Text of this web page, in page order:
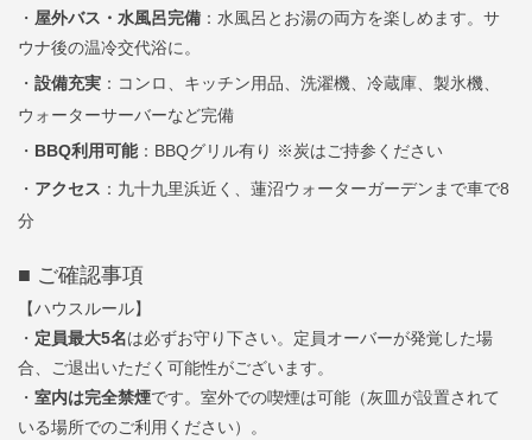
・ 屋外バス・水風呂完備 ： 水風呂とお湯の両方を楽しめます。サ
ウナ後の温冷交代浴に。
・ 設備充実 ： コンロ、キッチン用品、 洗濯機、 冷蔵庫、 製氷機、
ウォーターサーバーなど完備
・ BBQ利用可能：BBQグリル有り ※炭はご持参ください
・ アクセス ： 九十九里浜近く、蓮沼ウォーターガーデンまで車で8
分
■ ご確認事項
【ハウスルール】
・ 定員最大5名は必ずお守り下さい。定員オーバーが発覚した場
合、ご退出いただく可能性がございます。
・ 室内は完全禁煙です。室外での喫煙は可能（灰皿が設置されて
いる場所でのご利用ください）。